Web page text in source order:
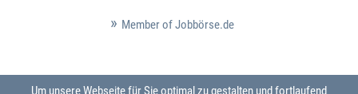
Member of Jobbörse.de
Um unsere Webseite für Sie optimal zu gestalten und fortlaufend